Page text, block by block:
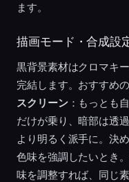
ます。
描画モード・合成設
黒背景素材はクロマキ
完結します。おすすめ
スクリーン：もっとも
だけが乗り、暗部は透
より明るく派手に。決
色味を強調したいとき
味を調整すれば、同じ